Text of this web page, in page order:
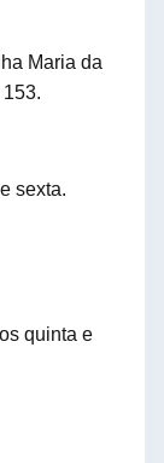
Maria da
sexta.
quinta e